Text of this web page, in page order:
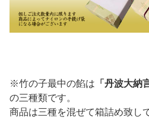
※竹の子最中の餡は 「丹波大納
の三種類です。
商品は三種を混ぜて箱詰め致し